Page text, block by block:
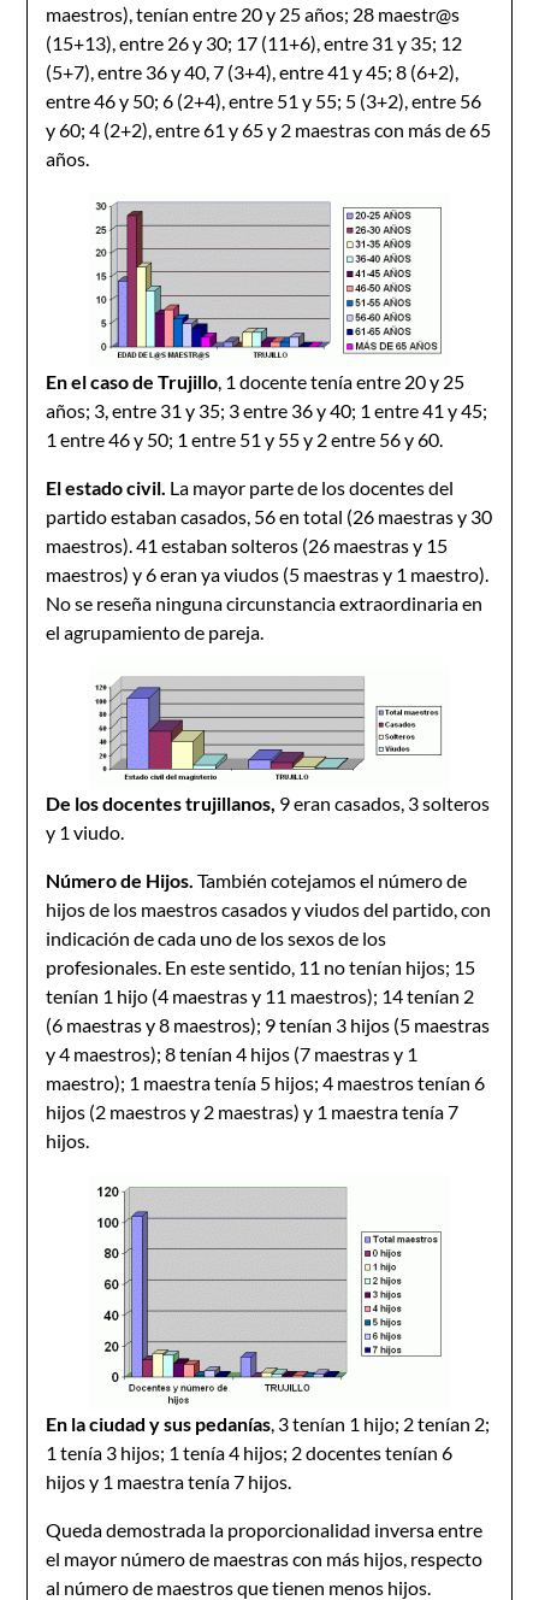
maestros), tenían entre 20 y 25 años; 28 maestr@s
(15+13), entre 26 y 30; 17 (11+6), entre 31 y 35; 12
(5+7), entre 36 y 40, 7 (3+4), entre 41 y 45; 8 (6+2),
entre 46 y 50; 6 (2+4), entre 51 y 55; 5 (3+2), entre 56
y 60; 4 (2+2), entre 61 y 65 y 2 maestras con más de 65
años.
En el caso de Trujillo, 1 docente tenía entre 20 y 25
años; 3, entre 31 y 35; 3 entre 36 y 40; 1 entre 41 y 45;
1 entre 46 y 50; 1 entre 51 y 55 y 2 entre 56 y 60.
El estado civil. La mayor parte de los docentes del
partido estaban casados, 56 en total (26 maestras y 30
maestros). 41 estaban solteros (26 maestras y 15
maestros) y 6 eran ya viudos (5 maestras y 1 maestro).
No se reseña ninguna circunstancia extraordinaria en
el agrupamiento de pareja.
De los docentes trujillanos, 9 eran casados, 3 solteros
y 1 viudo.
Número de Hijos.También cotejamos el número de
hijos de los maestros casados y viudos del partido, con
indicación de cada uno de los sexos de los
profesionales. En este sentido, 11 no tenían hijos; 15
tenían 1 hijo (4 maestras y 11 maestros); 14 tenían 2
(6 maestras y 8 maestros); 9 tenían 3 hijos (5 maestras
y 4 maestros); 8 tenían 4 hijos (7 maestras y 1
maestro); 1 maestra tenía 5 hijos; 4 maestros tenían 6
hijos (2 maestros y 2 maestras) y 1 maestra tenía 7
hijos.
En la ciudad y sus pedanías, 3 tenían 1 hijo; 2 tenían 2;
1 tenía 3 hijos; 1 tenía 4 hijos; 2 docentes tenían 6
hijos y 1 maestra tenía 7 hijos.
Queda demostrada la proporcionalidad inversa entre
el mayor número de maestras con más hijos, respecto
al número de maestros que tienen menos hijos.